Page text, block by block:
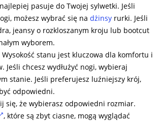
pasuje do Twojej sylwetki. Jeśli
możesz wybrać się na dżinsy rurki. Jeśli
jeansy o rozkloszanym kroju lub bootcut
wyborem.
Wysokość stanu jest kluczowa dla komfortu i
Jeśli chcesz wydłużyć nogi, wybieraj
stanie. Jeśli preferujesz luźniejszy krój,
odpowiedni.
się, że wybierasz odpowiedni rozmiar.
, które są zbyt ciasne, mogą wyglądać